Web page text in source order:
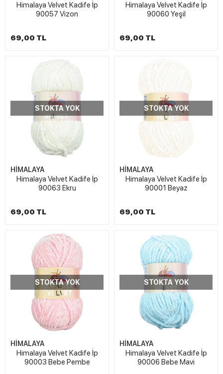
Himalaya Velvet Kadife İp
90057 Vizon
69,00 TL
Himalaya Velvet Kadife İp
90060 Yeşil
69,00 TL
STOKTA YOK
HİMALAYA
Himalaya Velvet Kadife İp
90063 Ekru
69,00 TL
STOKTA YOK
HİMALAYA
Himalaya Velvet Kadife İp
90001 Beyaz
69,00 TL
STOKTA YOK
HİMALAYA
Himalaya Velvet Kadife İp
90003 Bebe Pembe
STOKTA YOK
HİMALAYA
Himalaya Velvet Kadife İp
90006 Bebe Mavi